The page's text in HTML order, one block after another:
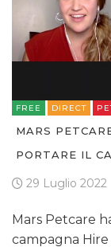
FREE DIRECT
MARS
PORTARE IL
29 Luglio 2022
Mars Petcare
campagna Hire